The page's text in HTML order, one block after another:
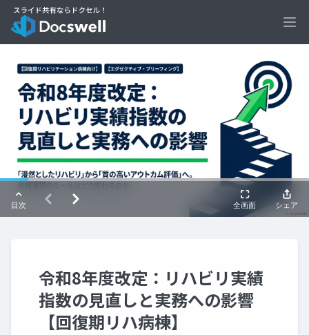
令和8年度改定：リハビリ実績
指数の見直しと実務への影響
【回復期リハ病棟】